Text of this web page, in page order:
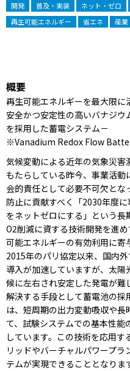
開発 普及・実装 ネット・ゼロ
再生可能エネルギー
省エネ 産業
概要
再生可能エネルギーを最大限に
安全かつ安定性の高いバナジウ
を採用した蓄電システム－
※Vanadium Redox Flow
気候変動による近年の気象災
もたらしている昨今、事業活
会的責任として必要不可欠とな
防止に貢献すべく「2030年度
をネットゼロにする」という長
O2削減に資する技術開発を進
可能エネルギーの有効利用に寄
2015年のパリ協定以来、国内
導入が加速していますが、太
候に左右され安定した発電が
解決する手段として蓄電池の採
は、短周期の出力変動吸収や
て、試験システムでの基本性
しています。この技術を応用
リッドやバーチャルパワープラ
テムが実現できることとなりま